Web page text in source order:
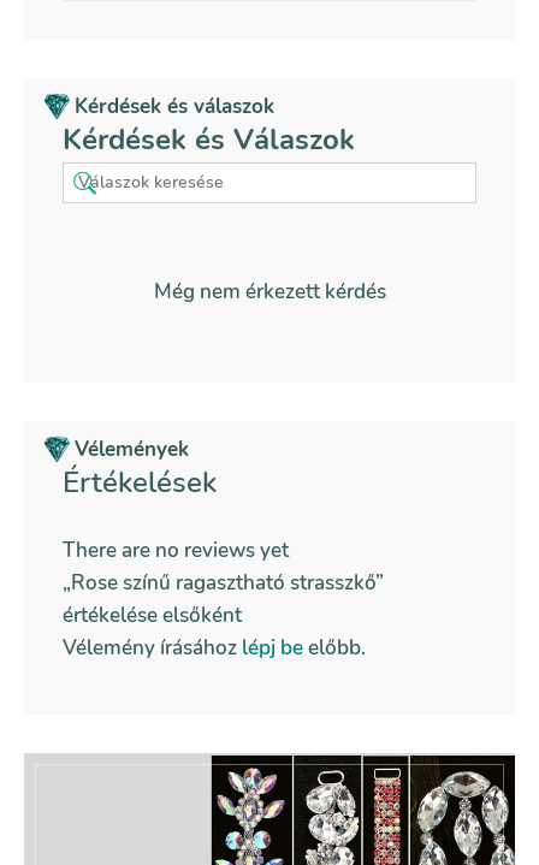
Kérdések és válaszok
Kérdések és Válaszok
Még nem érkezett kérdés
Vélemények
Értékelések
There are no reviews yet
„Rose színű ragasztható strasszkő”
értékelése elsőként
Vélemény írásához lépj beelőbb.